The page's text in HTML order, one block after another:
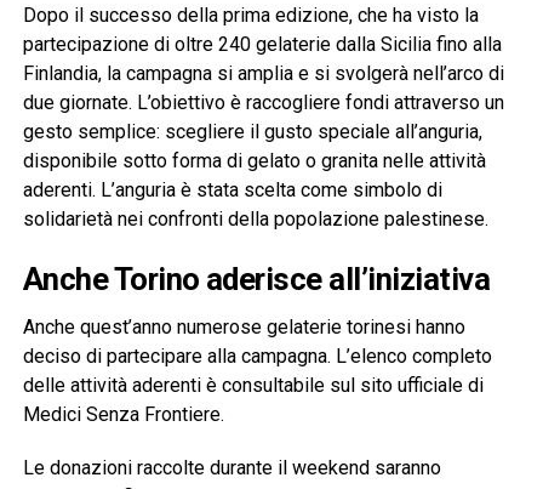
Dopo il successo della prima edizione, che ha visto la
partecipazione di oltre 240 gelaterie dalla Sicilia fino alla
Finlandia, la campagna si amplia e si svolgerà nell’arco di
due giornate. L’obiettivo è raccogliere fondi attraverso un
gesto semplice: scegliere il gusto speciale all’anguria,
disponibile sotto forma di gelato o granita nelle attività
aderenti. L’anguria è stata scelta come simbolo di
solidarietà nei confronti della popolazione palestinese.
Anche Torino aderisce all’iniziativa
Anche quest’anno numerose gelaterie torinesi hanno
deciso di partecipare alla campagna. L’elenco completo
delle attività aderenti è consultabile sul sito ufficiale di
Medici Senza Frontiere.
Le donazioni raccolte durante il weekend saranno